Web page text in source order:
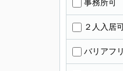
事務所可
２人入居
バリアフ